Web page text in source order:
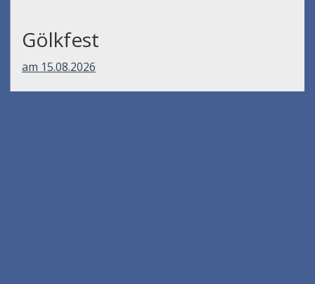
Gölkfest
am 15.08.2026